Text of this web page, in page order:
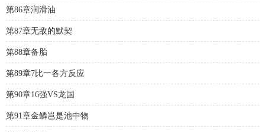
第86章润滑油
第87章无敌的默契
第88章备胎
第89章7比一各方反应
第90章16强VS龙国
第91章金鳞岂是池中物